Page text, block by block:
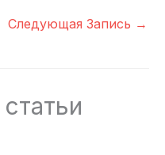
Следующая Запись →